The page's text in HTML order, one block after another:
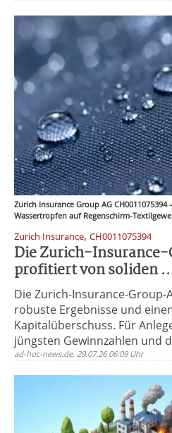
Zurich Insurance Group AG
Wassertropfen auf Regenschirm-
Zurich Insurance, CH0011075394
Die Zurich-
profitiert von soliden
Die Zurich-Insurance-Group-
robuste Ergebnisse und
Kapitalüberschuss. Für
jüngsten Gewinnzahlen und
ad-hoc-news.de, 29.07.26 06:09 Uhr